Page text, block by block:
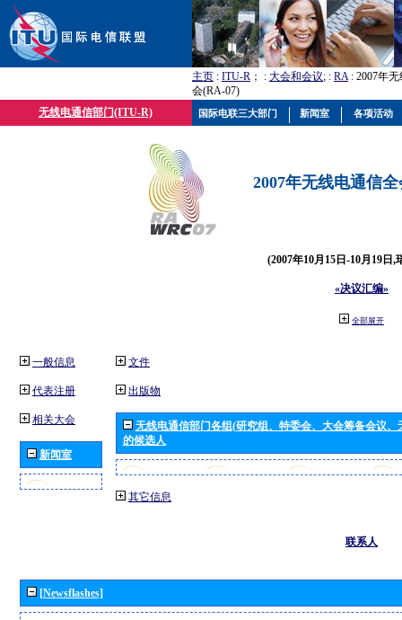
主页 : ITU-R ； : 大会和会议; : RA: 2007年
会(RA-07)
无线电通信部门(ITU-R)
2007年无线电通信
(2007年10月15日-10月19日,
«决议汇编»
全部展开
一般信息
代表注册
相关大会
新闻室
文件
出版物
无线电通信部门各组(研究组、特委会、大会筹备会议
的候选人
其它信息
联系人
[Newsflashes]
国际电联三大部门 新闻室 各项活动